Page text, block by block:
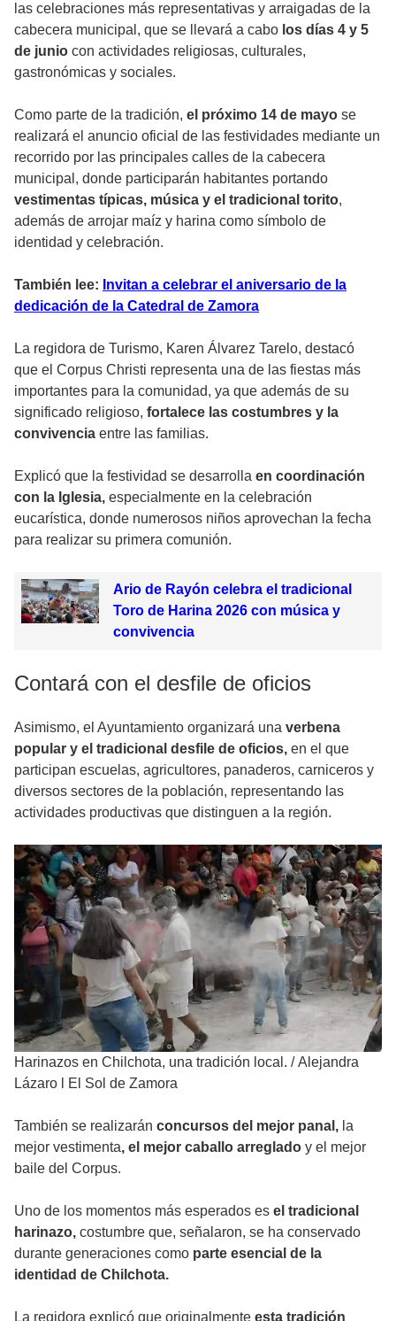
las celebraciones más representativas y arraigadas de la
cabecera municipal, que se llevará a cabo los días 4 y 5
de junio con actividades religiosas, culturales,
gastronómicas y sociales.
Como parte de la tradición, el próximo 14 de mayo se
realizará el anuncio oficial de las festividades mediante un
recorrido por las principales calles de la cabecera
municipal, donde participarán habitantes portando
vestimentas típicas, música y el tradicional torito,
además de arrojar maíz y harina como símbolo de
identidad y celebración.
También lee: Invitan a celebrar el aniversario de la
dedicación de la Catedral de Zamora
La regidora de Turismo, Karen Álvarez Tarelo, destacó
que el Corpus Christi representa una de las fiestas más
importantes para la comunidad, ya que además de su
significado religioso, fortalece las costumbres y la
convivencia entre las familias.
Explicó que la festividad se desarrolla en coordinación
con la Iglesia, especialmente en la celebración
eucarística, donde numerosos niños aprovechan la fecha
para realizar su primera comunión.
Ario de Rayón celebra el tradicional
Toro de Harina 2026 con música y
convivencia
Contará con el desfile de oficios
Asimismo, el Ayuntamiento organizará una verbena
popular y el tradicional desfile de oficios, en el que
participan escuelas, agricultores, panaderos, carniceros y
diversos sectores de la población, representando las
actividades productivas que distinguen a la región.
Harinazos en Chilchota, una tradición local. /Alejandra
Lázaro l El Sol de Zamora
También se realizarán concursos del mejor panal, la
mejor vestimenta, el mejor caballo arreglado y el mejor
baile del Corpus.
Uno de los momentos más esperados es el tradicional
harinazo, costumbre que, señalaron, se ha conservado
durante generaciones como parte esencial de la
identidad de Chilchota.
La regidora explicó que originalmente esta tradición